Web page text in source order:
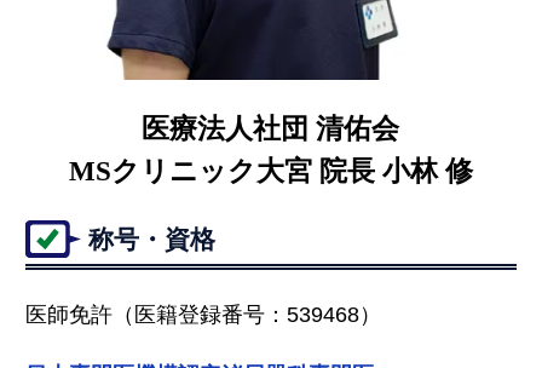
医療法人社団 清佑会
MSクリニック大宮 院長 小林 修
称号・資格
医師免許（医籍登録番号：539468）